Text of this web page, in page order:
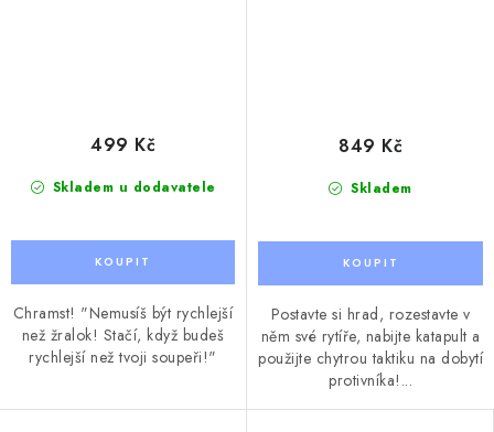
Skladem u dodavatele
499 Kč
Chramst! "Nemusíš být rychlejší
než žralok! Stačí, když budeš
rychlejší než tvoji soupeři!"
Skladem
849 Kč
Postavte si hrad, rozestavte v
něm své rytíře, nabijte katapult a
použijte chytrou taktiku na dobytí
protivníka!...